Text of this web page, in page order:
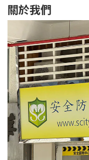
關於我們